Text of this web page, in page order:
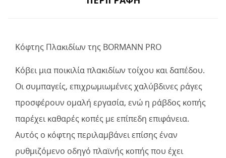
Κόφτης Πλακιδίων της BORMANN PRO
Κόβει μια ποικιλία πλακιδίων τοίχου και δαπέδου.
Οι συμπαγείς, επιχρωμιωμένες χαλύβδινες ράγες
προσφέρουν ομαλή εργασία, ενώ η ράβδος κοπής
παρέχει καθαρές κοπές με επίπεδη επιφάνεια.
Αυτός ο κόφτης περιλαμβάνει επίσης έναν
ρυθμιζόμενο οδηγό πλαϊνής κοπής που έχει